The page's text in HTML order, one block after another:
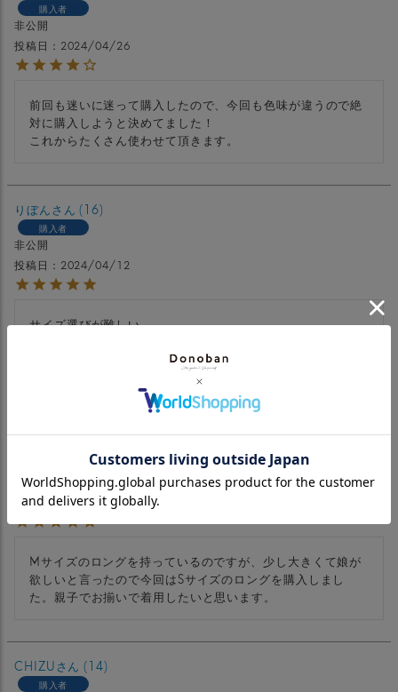
購入者
非公開
投稿日
2024/04/26
前回も迷いに迷って購入したので、今回も色味が違うので絶
対に購入しようと決めてました！
これからたくさん使わせて頂きます。
りぼん 16
購入者
非公開
投稿日
2024/04/12
サイズ選びが難しい
非公開
投稿日
2024/04/03
Mサイズのロングを持っているのですが、少し大きくて娘が
欲しいと言ったので今回はSサイズのロングを購入しまし
た。親子でお揃いで着用したいと思います。
CHIZU 14
購入者